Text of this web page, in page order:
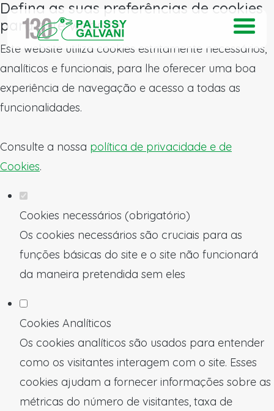
Defina as suas preferências de cookies
para este website.
Este website utiliza cookies estritamente necessários,
analíticos e funcionais, para lhe oferecer uma boa
experiência de navegação e acesso a todas as
funcionalidades.
Consulte a nossa política de privacidade e de
Cookies.
Cookies necessários (obrigatório)
Os cookies necessários são cruciais para as
funções básicas do site e o site não funcionará
da maneira pretendida sem eles
Cookies Analíticos
Os cookies analíticos são usados para entender
como os visitantes interagem com o site. Esses
cookies ajudam a fornecer informações sobre as
métricas do número de visitantes, taxa de